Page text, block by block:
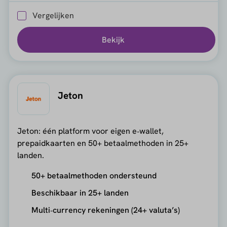
Vergelijken
Bekijk
Jeton
Jeton: één platform voor eigen e‑wallet,
prepaidkaarten en 50+ betaalmethoden in 25+
landen.
50+ betaalmethoden ondersteund
Beschikbaar in 25+ landen
Multi‑currency rekeningen (24+ valuta’s)